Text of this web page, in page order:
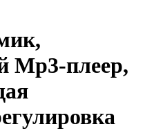
Mp3-плеер,